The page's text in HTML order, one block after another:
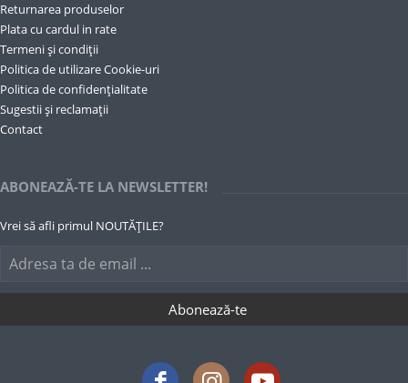
Returnarea produselor
Plata cu cardul in rate
Termeni și condiții
Politica de utilizare Cookie-uri
Politica de confidențialitate
Sugestii și reclamații
Contact
ABONEAZĂ-TE LA NEWSLETTER!
Vrei să afli primul NOUTĂȚILE?